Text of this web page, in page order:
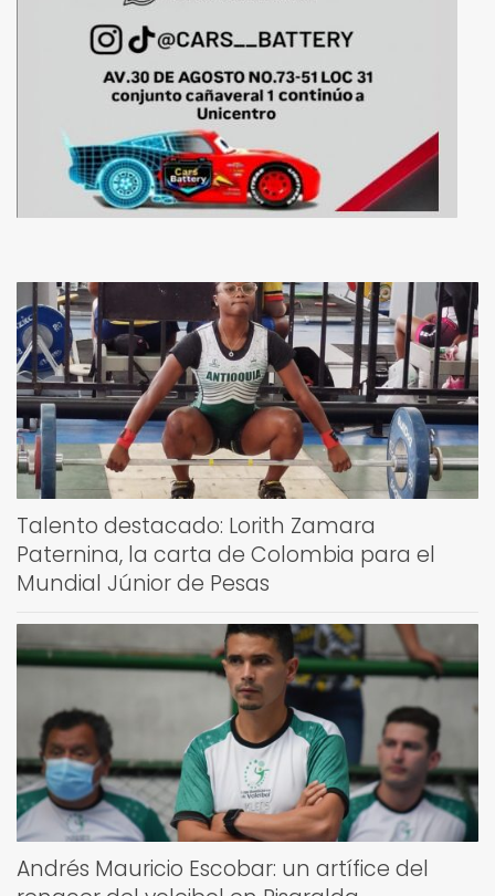
Talento destacado: Lorith Zamara
Paternina, la carta de Colombia para el
Mundial Júnior de Pesas
Andrés Mauricio Escobar: un artífice del